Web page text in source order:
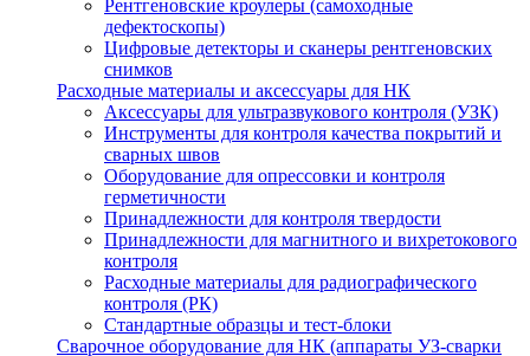
Рентгеновские кроулеры (самоходные
дефектоскопы)
Цифровые детекторы и сканеры рентгеновских
снимков
Расходные материалы и аксессуары для НК
Аксессуары для ультразвукового контроля (УЗК)
Инструменты для контроля качества покрытий и
сварных швов
Оборудование для опрессовки и контроля
герметичности
Принадлежности для контроля твердости
Принадлежности для магнитного и вихретокового
контроля
Расходные материалы для радиографического
контроля (РК)
Стандартные образцы и тест-блоки
Сварочное оборудование для НК (аппараты УЗ-сварки